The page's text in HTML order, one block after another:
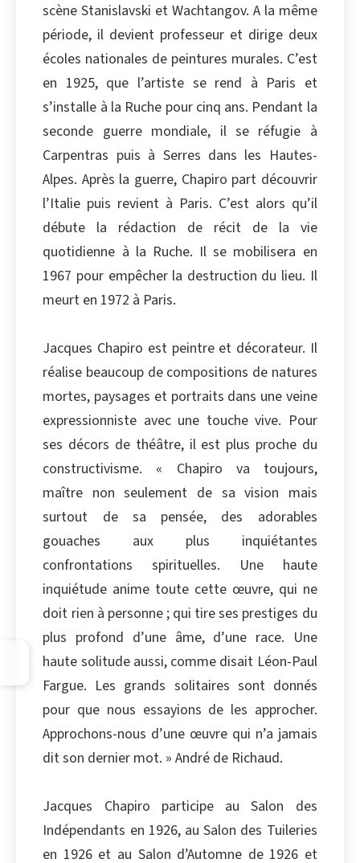
scène Stanislavski et Wachtangov. A la même
période, il devient professeur et dirige deux
écoles nationales de peintures murales. C’est
en 1925, que l’artiste se rend à Paris et
s’installe à la Ruche pour cinq ans. Pendant la
seconde guerre mondiale, il se réfugie à
Carpentras puis à Serres dans les Hautes-
Alpes. Après la guerre, Chapiro part découvrir
l’Italie puis revient à Paris. C’est alors qu’il
débute la rédaction de récit de la vie
quotidienne à la Ruche. Il se mobilisera en
1967 pour empêcher la destruction du lieu. Il
meurt en 1972 à Paris.
Jacques Chapiro est peintre et décorateur. Il
réalise beaucoup de compositions de natures
mortes, paysages et portraits dans une veine
expressionniste avec une touche vive. Pour
ses décors de théâtre, il est plus proche du
constructivisme. « Chapiro va toujours,
maître non seulement de sa vision mais
surtout de sa pensée, des adorables
gouaches aux plus inquiétantes
confrontations spirituelles. Une haute
inquiétude anime toute cette œuvre, qui ne
doit rien à personne ; qui tire ses prestiges du
plus profond d’une âme, d’une race. Une
haute solitude aussi, comme disait Léon-Paul
Fargue. Les grands solitaires sont donnés
pour que nous essayions de les approcher.
Approchons-nous d’une œuvre qui n’a jamais
dit son dernier mot. » André de Richaud.
Jacques Chapiro participe au Salon des
Indépendants en 1926, au Salon des Tuileries
en 1926 et au Salon d’Automne de 1926 et